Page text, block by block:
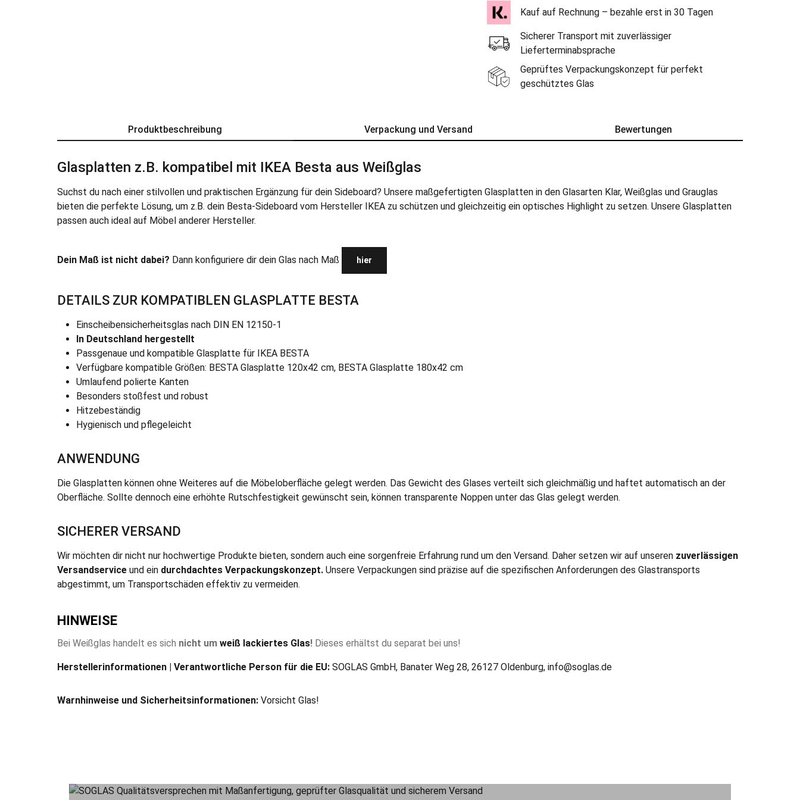
Kauf auf Rechnung – bezahle erst in 30 Tagen
Sicherer Transport mit zuverlässiger
Lieferterminabsprache
Geprüftes Verpackungskonzept für perfekt
geschütztes Glas
Produktbeschreibung Verpackung und Versand Bewertungen
Glasplatten z.B. kompatibel mit IKEA Besta aus Weißglas
Suchst du nach einer stilvollen und praktischen Ergänzung für dein Sideboard? Unsere maßgefertigten Glasplatten in den Glasarten Klar, Weißglas und Grauglas
bieten die perfekte Lösung, um z.B. dein Besta-Sideboard vom Hersteller IKEA zu schützen und gleichzeitig ein optisches Highlight zu setzen. Unsere Glasplatten
passen auch ideal auf Möbel anderer Hersteller.
Dein Maß ist nicht dabei? Dann konfiguriere dir dein Glas nach Maß hier
DETAILS ZUR KOMPATIBLEN GLASPLATTE BESTA
Einscheibensicherheitsglas nach DIN EN 12150-1
In Deutschland hergestellt
Passgenaue und kompatible Glasplatte für IKEA BESTA
Verfügbare kompatible Größen: BESTA Glasplatte 120x42 cm, BESTA Glasplatte 180x42 cm
Umlaufend polierte Kanten
Besonders stoßfest und robust
Hitzebeständig
Hygienisch und pflegeleicht
ANWENDUNG
Die Glasplatten können ohne Weiteres auf die Möbeloberfläche gelegt werden. Das Gewicht des Glases verteilt sich gleichmäßig und haftet automatisch an der
Oberfläche. Sollte dennoch eine erhöhte Rutschfestigkeit gewünscht sein, können transparente Noppen unter das Glas gelegt werden.
SICHERER VERSAND
Wir möchten dir nicht nur hochwertige Produkte bieten, sondern auch eine sorgenfreie Erfahrung rund um den Versand. Daher setzen wir auf unseren zuverlässigen
Versandservice und ein durchdachtes Verpackungskonzept. Unsere Verpackungen sind präzise auf die spezifischen Anforderungen des Glastransports
abgestimmt, um Transportschäden effektiv zu vermeiden.
HINWEISE
Bei Weißglas handelt es sich nicht um weiß lackiertes Glas! Dieses erhältst du separat bei uns!
Herstellerinformationen | Verantwortliche Person für die EU: SOGLAS GmbH, Banater Weg 28, 26127 Oldenburg, info@soglas.de
Warnhinweise und Sicherheitsinformationen: Vorsicht Glas!